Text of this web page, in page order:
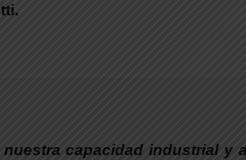
.
nuestra capacidad industrial y